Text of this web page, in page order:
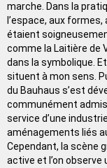
marche. Dans la
l’espace, aux
étaient
comme la Laitière de
dans la symbolique.
situent à mon sens.
du Bauhaus s’est
communément
service d’une
aménagements liés
Cependant, la scène
active et l’on observe